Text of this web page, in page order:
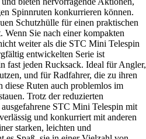
Spinnruten konkurrieren können.
Schutzhülle für einen praktischen
Wenn Sie nach einer kompakten
weiter als die STC Mini Telespin
entwickelten Serie ist
fast jeden Rucksack. Ideal für Angler,
und für Radfahrer, die zu ihren
diese Ruten auch problemlos im
Trotz der reduzierten
STC Mini Telespin mit
und konkurriert mit anderen
starken, leichten und